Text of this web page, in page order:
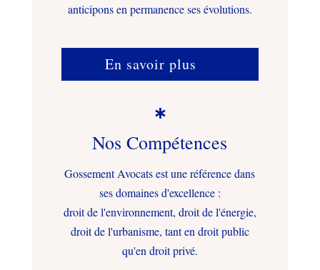
anticipons en permanence ses évolutions.
En savoir plus

Nos Compétences
Gossement Avocats est une référence dans
ses domaines d'excellence :
droit de l'environnement, droit de l'énergie,
droit de l'urbanisme, tant en droit public
qu'en droit privé.